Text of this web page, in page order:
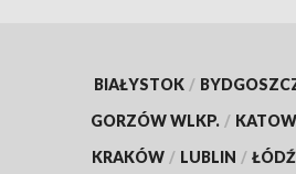
BIAŁYSTOK /
GORZÓW WLKP. /
KRAKÓW / LUBLIN / ŁÓDŹ